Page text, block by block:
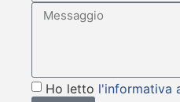
Ho letto l'informativa